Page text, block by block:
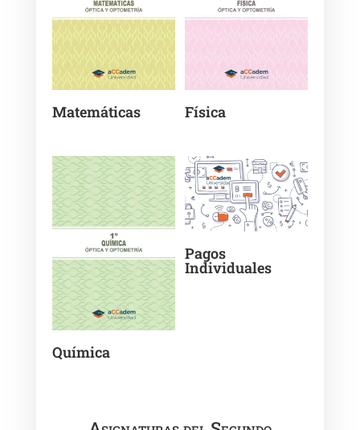
Matemáticas Física
Química
Pagos
Individuales